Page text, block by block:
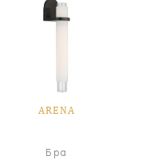
ARENA
Бра